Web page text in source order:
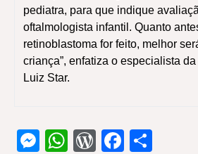
pediatra, para que indique
oftalmologista infantil. Quanto
retinoblastoma for feito, melhor
criança”, enfatiza o especialista
Luiz Star.
Messenger
WhatsApp
WordPress